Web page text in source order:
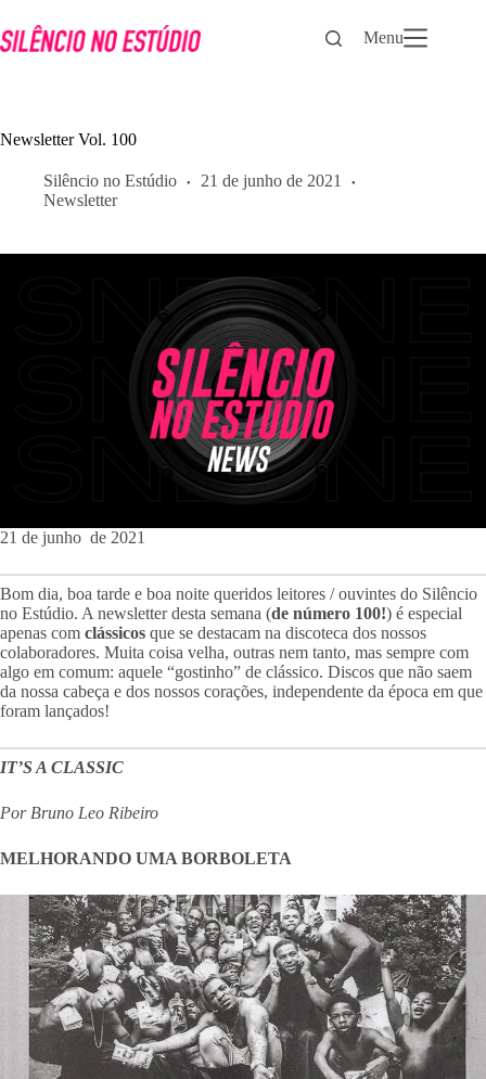
para
o
Menu
Newsletter Vol. 100
Silêncio no Estúdio
21 de junho de 2021
Newsletter
21 de junho de 2021
Bom dia, boa tarde e boa noite queridos leitores / ouvintes do Silêncio
no Estúdio. A newsletter desta semana (de número 100!) é especial
apenas com clássicos que se destacam na discoteca dos nossos
colaboradores. Muita coisa velha, outras nem tanto, mas sempre com
algo em comum: aquele “gostinho” de clássico. Discos que não saem
da nossa cabeça e dos nossos corações, independente da época em que
foram lançados!
IT’S A CLASSIC
Por Bruno Leo Ribeiro
MELHORANDO UMA BORBOLETA